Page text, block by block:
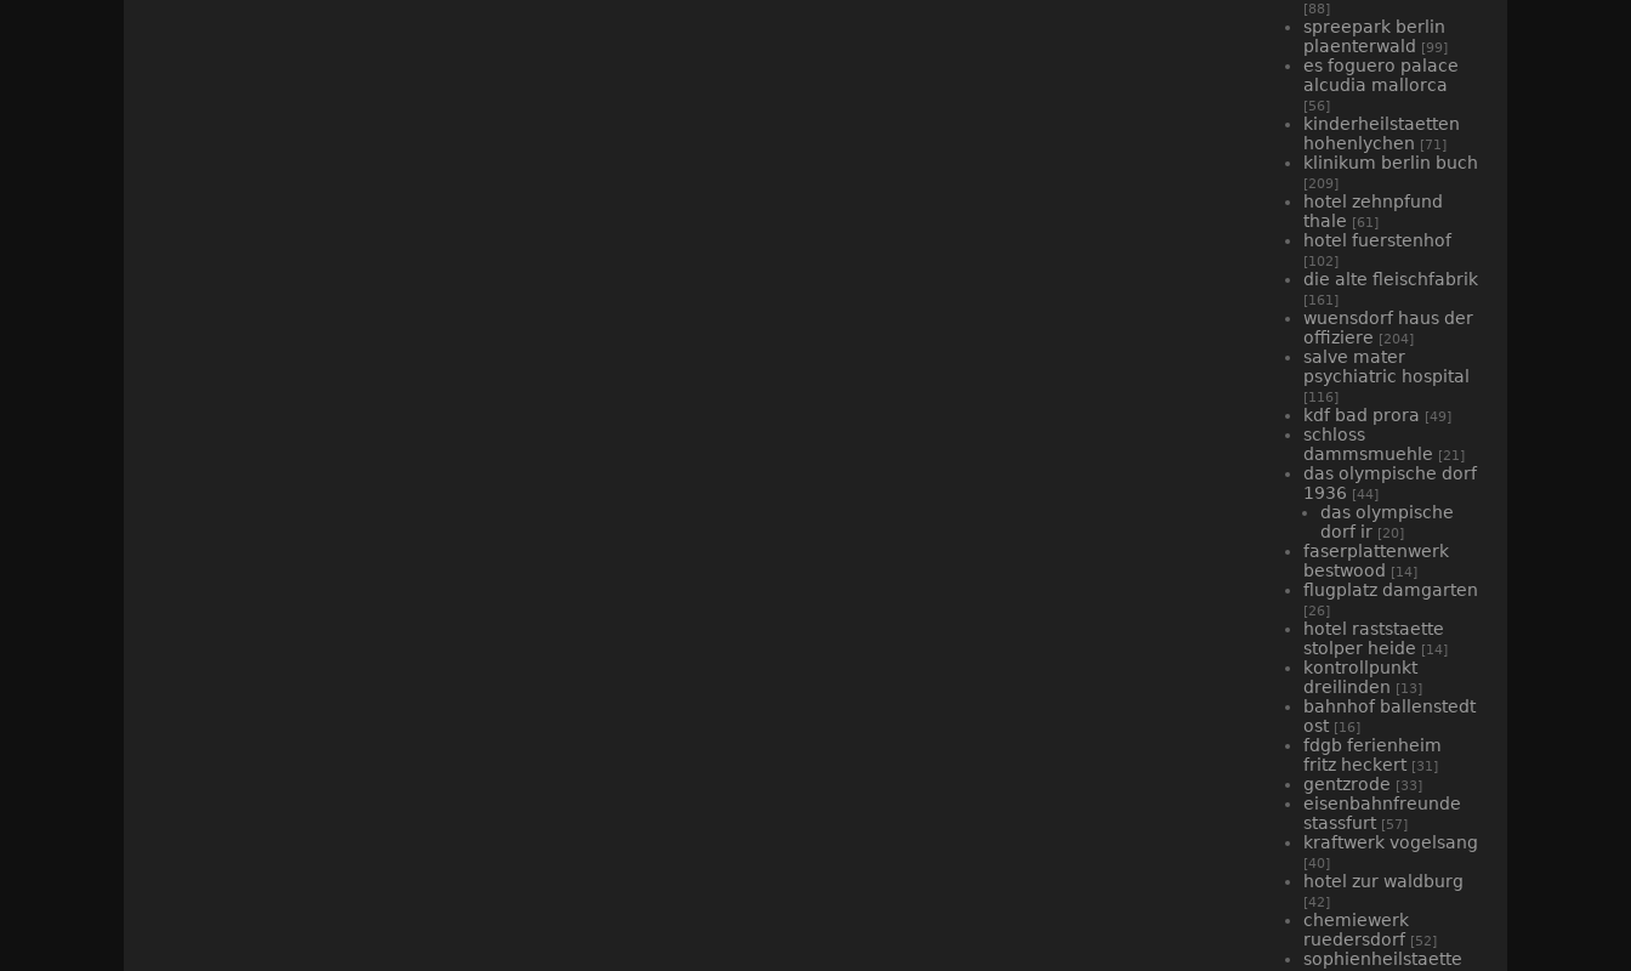
[88]
spreepark berlin
plaenterwald [99]
es foguero palace
alcudia mallorca
[56]
kinderheilstaetten
hohenlychen [71]
klinikum berlin buch
[209]
hotel zehnpfund
thale [61]
hotel fuerstenhof
[102]
die alte fleischfabrik
[161]
wuensdorf haus der
offiziere [204]
salve mater
psychiatric hospital
[116]
kdf bad prora [49]
schloss
dammsmuehle [21]
das olympische dorf
1936 [44]
das olympische
dorf ir [20]
faserplattenwerk
bestwood [14]
flugplatz damgarten
[26]
hotel raststaette
stolper heide [14]
kontrollpunkt
dreilinden [13]
bahnhof ballenstedt
ost [16]
fdgb ferienheim
fritz heckert [31]
gentzrode [33]
eisenbahnfreunde
stassfurt [57]
kraftwerk vogelsang
[40]
hotel zur waldburg
[42]
chemiewerk
ruedersdorf [52]
sophienheilstaette